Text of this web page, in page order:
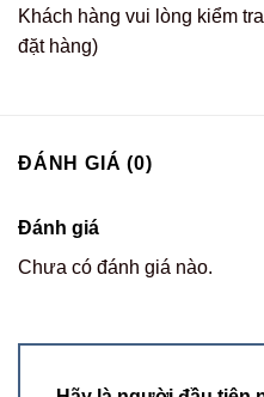
Khách hàng vui lòng kiểm
đặt hàng)
ĐÁNH GIÁ (0)
Đánh giá
Chưa có đánh giá nào.